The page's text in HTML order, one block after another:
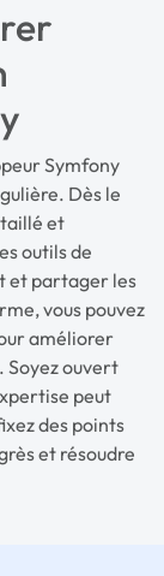
Symfony
Dès le
et
outils de
et partager les
vous pouvez
améliorer
ouvert
peut
des points
et résoudre